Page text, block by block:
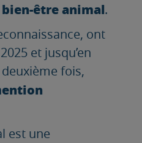
être animal.
ont
et jusqu’en
fois,
est une